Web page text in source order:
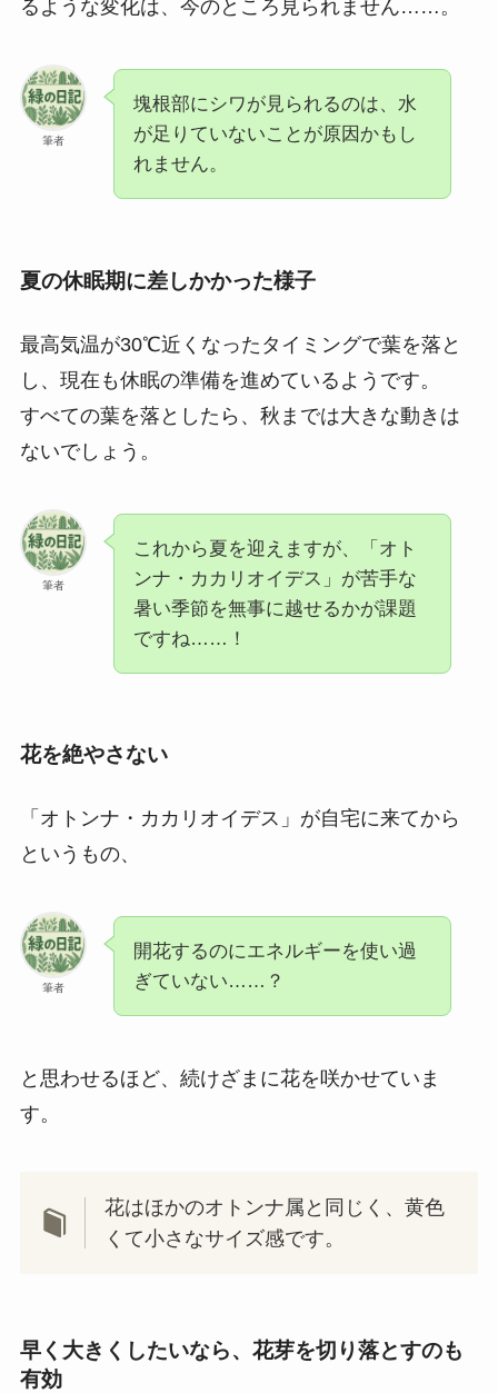
るような変化は、今のところ見られません……。
筆者
塊根部にシワが見られるのは、水
が足りていないことが原因かもし
れません。
夏の休眠期に差しかかった様子
最高気温が30℃近くなったタイミングで葉を落と
し、現在も休眠の準備を進めているようです。
すべての葉を落としたら、秋までは大きな動きは
ないでしょう。
筆者
これから夏を迎えますが、「オト
ンナ・カカリオイデス」が苦手な
暑い季節を無事に越せるかが課題
ですね……！
花を絶やさない
「オトンナ・カカリオイデス」が自宅に来てから
というもの、
筆者
開花するのにエネルギーを使い過
ぎていない……？
と思わせるほど、続けざまに花を咲かせていま
す。
花はほかのオトンナ属と同じく、黄色
くて小さなサイズ感です。
早く大きくしたいなら、花芽を切り落とすのも
有効